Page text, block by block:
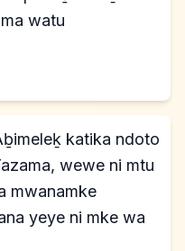
watu
katika ndoto
wewe ni mtu
mwanamke
yeye ni mke wa